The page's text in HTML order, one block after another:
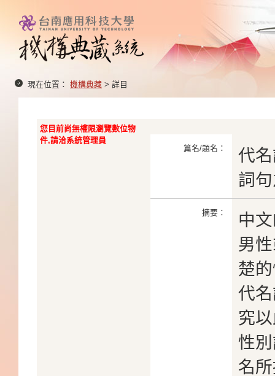
現在位置： 機構典藏 > 詳目
您目前尚無權限瀏覽數位物
件,請洽系統管理員
篇名/題名：
代
詞
摘要：
中
男
楚
代
究
性
名